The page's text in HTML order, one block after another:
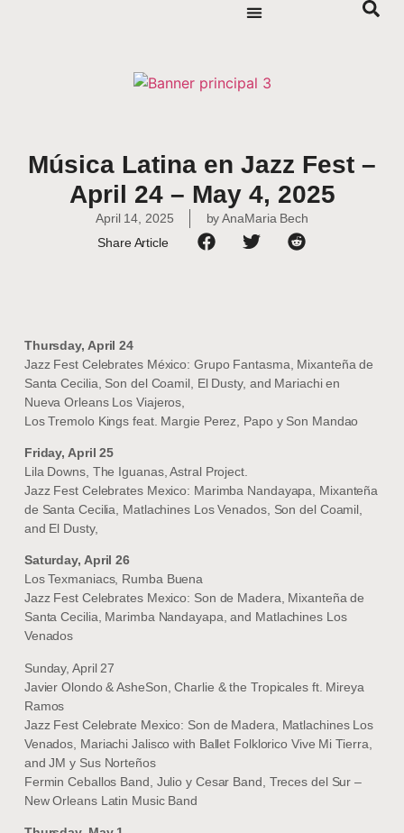
Música Latina en Jazz Fest –
April 24 – May 4, 2025
April 14, 2025 byAnaMaria Bech
Share Article
Thursday, April 24
Jazz Fest Celebrates México: Grupo Fantasma, Mixanteña de
Santa Cecilia, Son del Coamil, El Dusty, and Mariachi en
Nueva Orleans Los Viajeros,
Los Tremolo Kings feat. Margie Perez, Papo y Son Mandao
Friday, April 25
Lila Downs, The Iguanas, Astral Project.
Jazz Fest Celebrates Mexico: Marimba Nandayapa, Mixanteña
de Santa Cecilia, Matlachines Los Venados, Son del Coamil,
and El Dusty,
Saturday, April 26
Los Texmaniacs, Rumba Buena
Jazz Fest Celebrates Mexico: Son de Madera, Mixanteña de
Santa Cecilia, Marimba Nandayapa, and Matlachines Los
Venados
Sunday, April 27
Javier Olondo & AsheSon, Charlie & the Tropicales ft. Mireya
Ramos
Jazz Fest Celebrate Mexico: Son de Madera, Matlachines Los
Venados, Mariachi Jalisco with Ballet Folklorico Vive Mi Tierra,
and JM y Sus Norteños
Fermin Ceballos Band, Julio y Cesar Band, Treces del Sur –
New Orleans Latin Music Band